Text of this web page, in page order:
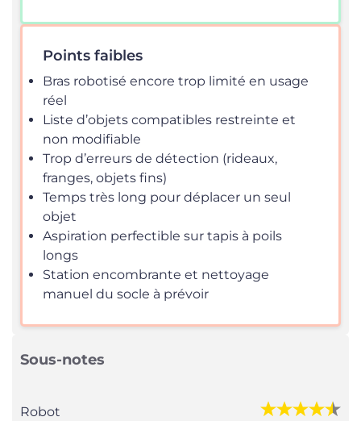
Points faibles
Bras robotisé encore trop limité en usage
réel
Liste d’objets compatibles restreinte et
non modifiable
Trop d’erreurs de détection (rideaux,
franges, objets fins)
Temps très long pour déplacer un seul
objet
Aspiration perfectible sur tapis à poils
longs
Station encombrante et nettoyage
manuel du socle à prévoir
Sous-notes
Robot